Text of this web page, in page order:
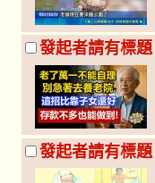
發起者請有標題
發起者請有標題